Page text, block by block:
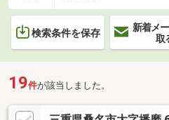
検索条件を保存
新着メ
取
19件が該当しました。